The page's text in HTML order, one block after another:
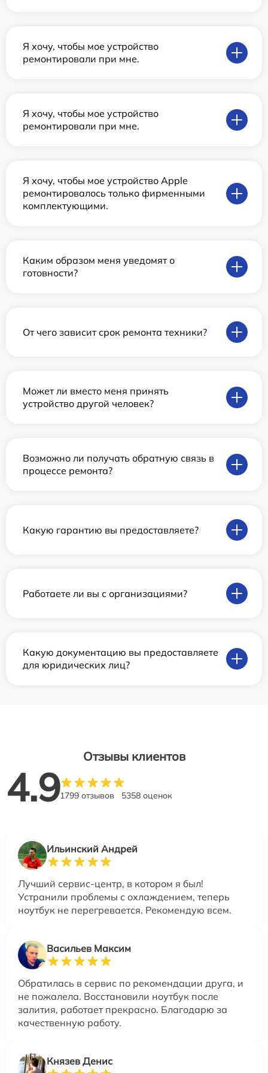
Я хочу, чтобы мое устройство
ремонтировали при мне.
Я хочу, чтобы мое устройство
ремонтировали при мне.
Я хочу, чтобы мое устройство Apple
ремонтировалось только фирменными
комплектующими.
Каким образом меня уведомят о
готовности?
От чего зависит срок ремонта техники?
Может ли вместо меня принять
устройство другой человек?
Возможно ли получать обратную связь в
процессе ремонта?
Какую гарантию вы предоставляете?
Работаете ли вы с организациями?
Какую документацию вы предоставляете
для юридических лиц?
Отзывы клиентов
4.91799 отзывов 5358 оценок
Ильинский Андрей
Лучший сервис-центр, в котором я был!
Устранили проблемы с охлаждением, теперь
ноутбук не перегревается. Рекомендую всем.
Васильев Максим
Обратилась в сервис по рекомендации друга, и
не пожалела. Восстановили ноутбук после
залития, работает прекрасно. Благодарю за
качественную работу.
Князев Денис